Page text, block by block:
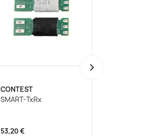
CONTEST
SMART-TxRx
53,20 €
›